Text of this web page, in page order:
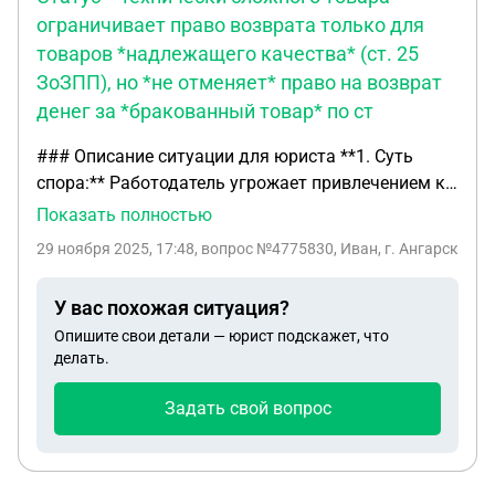
ограничивает право возврата только для
товаров *надлежащего качества* (ст. 25
ЗоЗПП), но *не отменяет* право на возврат
денег за *бракованный товар* по ст
### Описание ситуации для юриста **1. Суть
спора:** Работодатель угрожает привлечением к
материальной ответственности (заставляет
обязанности по возврату денежных средств
соответствии с ЗоЗПП. **2. Хронология событий:**
(технически сложный товар). * **Обращение:**
неработающем динамике (дефект подтвердился
связи). * **Действие сотрудника:** Я, как
Показать полностью
29 ноября 2025, 17:48, вопрос №4775830, Иван, г. Ангарск
У вас похожая ситуация?
Опишите свои детали — юрист подскажет, что
делать.
Задать свой вопрос